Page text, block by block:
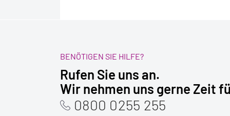
BENÖTIGEN SIE HILFE?
Rufen Sie uns an.
Wir nehmen uns gerne Zeit
0800 0255 255
NACH OBEN